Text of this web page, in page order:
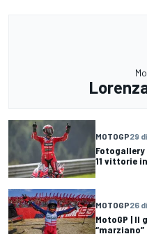
MOTOGP29
Fotogallery
11 vittorie
MOTOGP26
MotoGP | Il
“marziano”